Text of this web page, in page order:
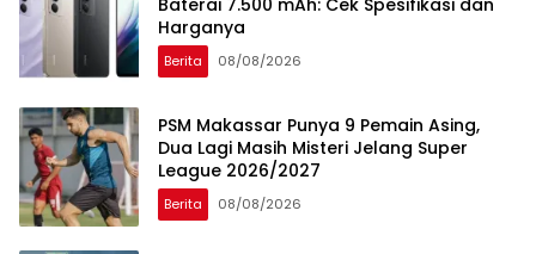
Harganya
Berita 08/08/2026
PSM Makassar Punya 9 Pemain Asing,
Dua Lagi Masih Misteri Jelang Super
League 2026/2027
Berita 08/08/2026